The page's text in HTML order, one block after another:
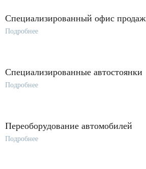
Специализированный офис продаж
Подробнее
Специализированные автостоянки
Подробнее
Переоборудование автомобилей
Подробнее